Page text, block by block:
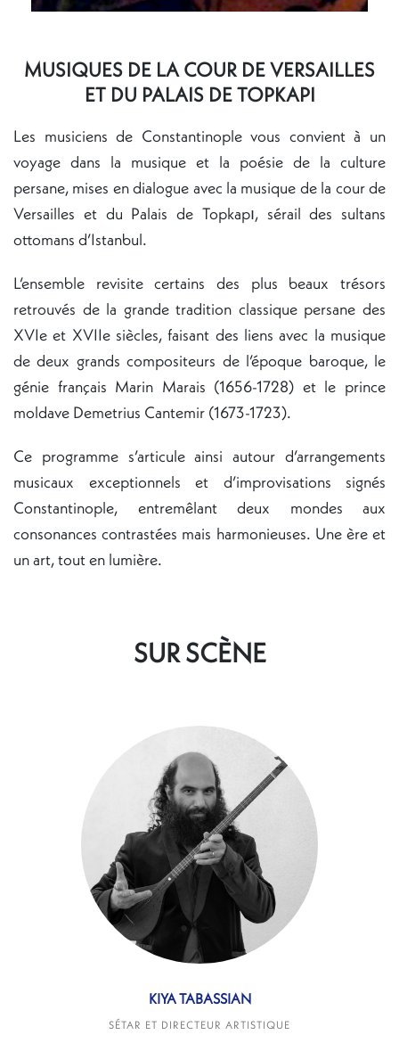
MUSIQUES DE LA COUR DE VERSAILLES
ET DU PALAIS DE TOPKAPI
Les musiciens de Constantinople vous convient à un
voyage dans la musique et la poésie de la culture
persane, mises en dialogue avec la musique de la cour de
Versailles et du Palais de Topkapı, sérail des sultans
ottomans d’Istanbul.
L’ensemble revisite certains des plus beaux trésors
retrouvés de la grande tradition classique persane des
XVIe et XVIIe siècles, faisant des liens avec la musique
de deux grands compositeurs de l’époque baroque, le
génie français Marin Marais (1656-1728) et le prince
moldave Demetrius Cantemir (1673-1723).
Ce programme s’articule ainsi autour d’arrangements
musicaux exceptionnels et d’improvisations signés
Constantinople, entremêlant deux mondes aux
consonances contrastées mais harmonieuses. Une ère et
un art, tout en lumière.
SUR SCÈNE
KIYA TABASSIAN
SÉTAR ET DIRECTEUR ARTISTIQUE